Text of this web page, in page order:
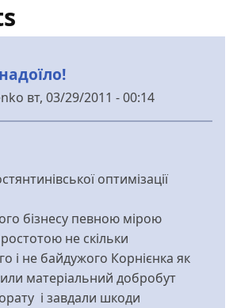
вт, 03/29/2011 - 00:14
оптимізації
бізнесу певною мірою
не скільки
і не байдужого Корнієнка як
матеріальний добробут
і завдали шкоди